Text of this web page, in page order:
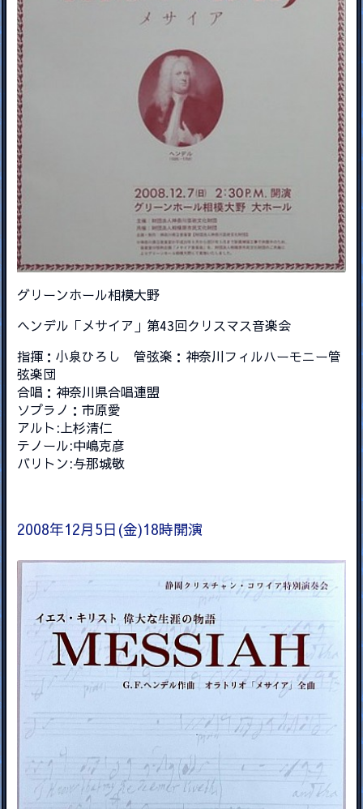
グリーンホール相模大野
ヘンデル「メサイア」第43回クリスマス音楽会
指揮：小泉ひろし 管弦楽：神奈川フィルハーモニー管
弦楽団
合唱：神奈川県合唱連盟
ソプラノ：市原愛
アルト:上杉清仁
テノール:中嶋克彦
バリトン:与那城敬
2008年12月5日(金)18時開演